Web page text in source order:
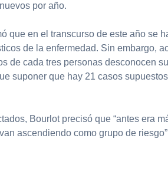
por año.
que en el transcurso de este año se
de la enfermedad. Sin embargo,
de cada tres personas desconocen su
suponer que hay 21 casos supuestos
Bourlot precisó que “antes era
ascendiendo como grupo de